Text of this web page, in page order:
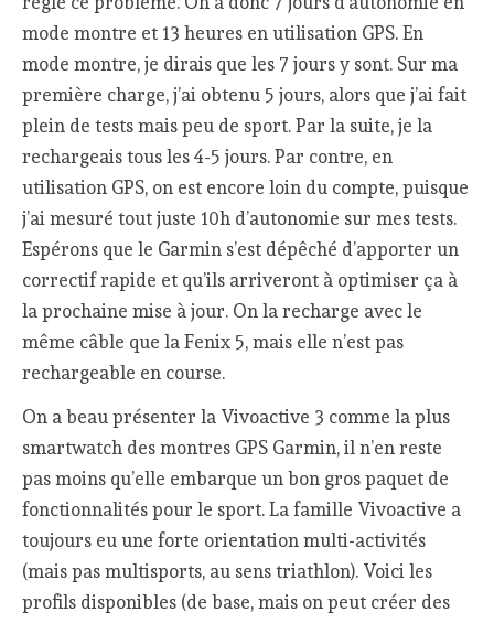
mode montre et 13 heures en utilisation GPS. En
mode montre, je dirais que les 7 jours y sont. Sur ma
première charge, j’ai obtenu 5 jours, alors que j’ai fait
plein de tests mais peu de sport. Par la suite, je la
rechargeais tous les 4-5 jours. Par contre, en
utilisation GPS, on est encore loin du compte, puisque
j’ai mesuré tout juste 10h d’autonomie sur mes tests.
Espérons que le Garmin s’est dépêché d’apporter un
correctif rapide et qu’ils arriveront à optimiser ça à
la prochaine mise à jour. On la recharge avec le
même câble que la Fenix 5, mais elle n’est pas
rechargeable en course.
On a beau présenter la Vivoactive 3 comme la plus
smartwatch des montres GPS Garmin, il n’en reste
pas moins qu’elle embarque un bon gros paquet de
fonctionnalités pour le sport. La famille Vivoactive a
toujours eu une forte orientation multi-activités
(mais pas multisports, au sens triathlon). Voici les
profils disponibles (de base, mais on peut créer des